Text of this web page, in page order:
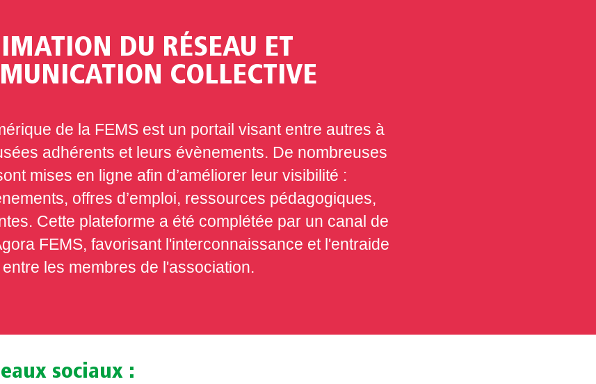
DU RÉSEAU ET
COLLECTIVE
de la FEMS est un portail visant entre autres à
adhérents et leurs évènements. De nombreuses
mises en ligne afin d’améliorer leur visibilité :
offres d’emploi, ressources pédagogiques,
Cette plateforme a été complétée par un canal de
FEMS, favorisant l'interconnaissance et l'entraide
entre les membres de l'association.
sociaux :